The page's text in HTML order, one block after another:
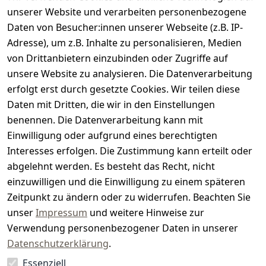
unserer Website und verarbeiten personenbezogene
Daten von Besucher:innen unserer Webseite (z.B. IP-
Adresse), um z.B. Inhalte zu personalisieren, Medien
von Drittanbietern einzubinden oder Zugriffe auf
unsere Website zu analysieren. Die Datenverarbeitung
erfolgt erst durch gesetzte Cookies. Wir teilen diese
Daten mit Dritten, die wir in den Einstellungen
benennen. Die Datenverarbeitung kann mit
Einwilligung oder aufgrund eines berechtigten
Interesses erfolgen. Die Zustimmung kann erteilt oder
abgelehnt werden. Es besteht das Recht, nicht
einzuwilligen und die Einwilligung zu einem späteren
Zeitpunkt zu ändern oder zu widerrufen. Beachten Sie
unserImpressum und weitere Hinweise zur
Verwendung personenbezogener Daten in unserer
Datenschutzerklärung.
Essenziell
m
e
i
s
r.
e